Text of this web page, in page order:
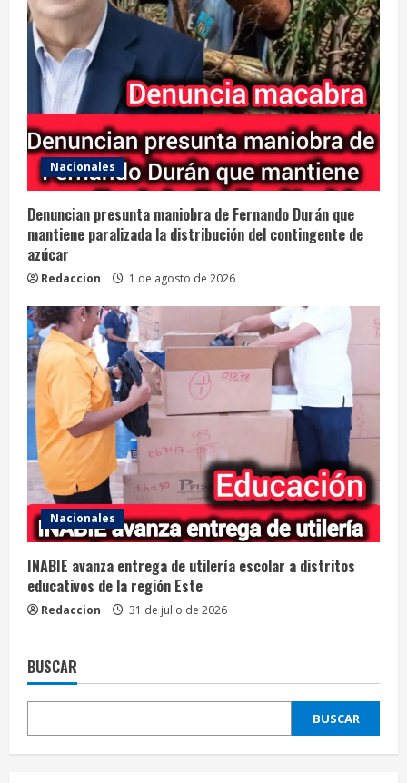
Nacionales
Denuncian presunta maniobra de Fernando Durán que
mantiene paralizada la distribución del contingente de
azúcar
Redaccion 1 de agosto de 2026
Nacionales
INABIE avanza entrega de utilería escolar a distritos
educativos de la región Este
Redaccion 31 de julio de 2026
BUSCAR
BUSCAR